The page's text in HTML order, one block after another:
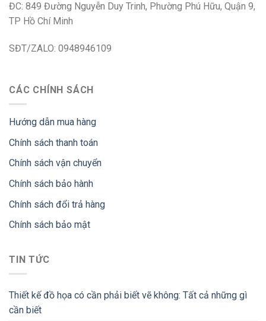
ĐC: 849 Đường Nguyễn Duy Trinh, Phường Phú Hữu, Quận 9,
TP Hồ Chí Minh
SĐT/ZALO: 0948946109
CÁC CHÍNH SÁCH
Hướng dẫn mua hàng
Chính sách thanh toán
Chính sách vận chuyển
Chính sách bảo hành
Chính sách đổi trả hàng
Chính sách bảo mật
TIN TỨC
Thiết kế đồ họa có cần phải biết vẽ không: Tất cả những gì
cần biết